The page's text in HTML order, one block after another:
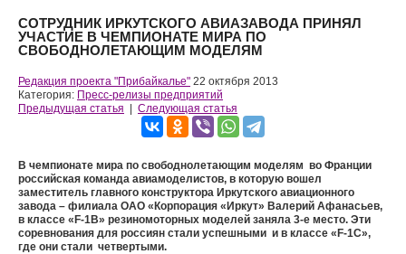
СОТРУДНИК ИРКУТСКОГО АВИАЗАВОДА ПРИНЯЛ
УЧАСТИЕ В ЧЕМПИОНАТЕ МИРА ПО
СВОБОДНОЛЕТАЮЩИМ МОДЕЛЯМ
Редакция проекта "Прибайкалье" 22 октября 2013
Категория: Пресс-релизы предприятий
Предыдущая статья
Следующая статья
В чемпионате мира по свободнолетающим моделям во Франции
российская команда авиамоделистов, в которую вошел
заместитель главного конструктора Иркутского авиационного
завода – филиала ОАО «Корпорация «Иркут» Валерий Афанасьев,
в классе « F-1B» резиномоторных моделей заняла 3-е место. Эти
соревнования для россиян стали успешными и в классе «F-1C»,
где они стали четвертыми.